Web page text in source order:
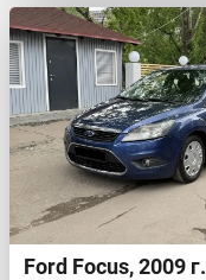
Ford Focus, 2009 г.